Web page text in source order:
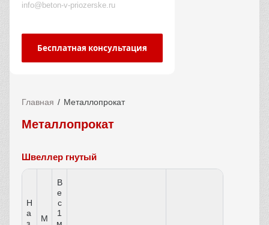
info@beton-v-priozerske.ru
Бесплатная консультация
Главная Металлопрокат
Металлопрокат
Швеллер гнутый
Н
а
М
В
е
с
1